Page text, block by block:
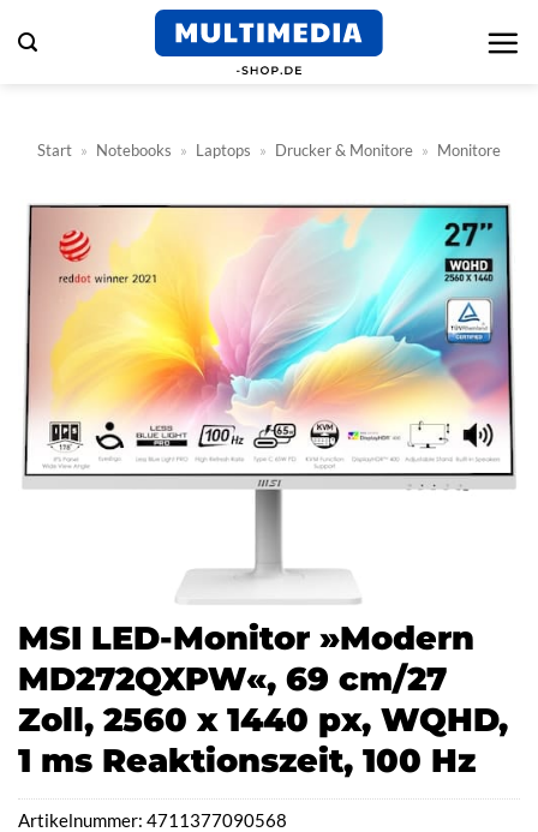
Inhalt
Start » Notebooks » Laptops » Drucker & Monitore » Monitore
MSI LED-Monitor »Modern
MD272QXPW«, 69 cm/27
Zoll, 2560 x 1440 px, WQHD,
1 ms Reaktionszeit, 100 Hz
Artikelnummer: 4711377090568